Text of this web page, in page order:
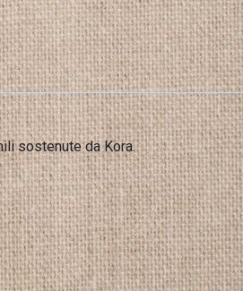
sostenute da Kora.